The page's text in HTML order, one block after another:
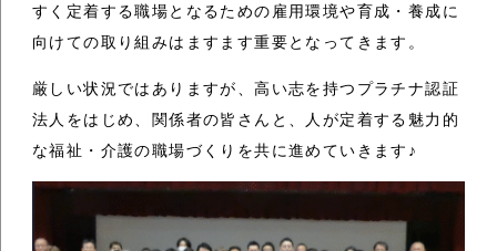
すく定着する職場となるための雇用環境や育成・養成に
向けての取り組みはますます重要となってきます。
厳しい状況ではありますが、高い志を持つプラチナ認証
法人をはじめ、関係者の皆さんと、人が定着する魅力的
な福祉・介護の職場づくりを共に進めていきます♪